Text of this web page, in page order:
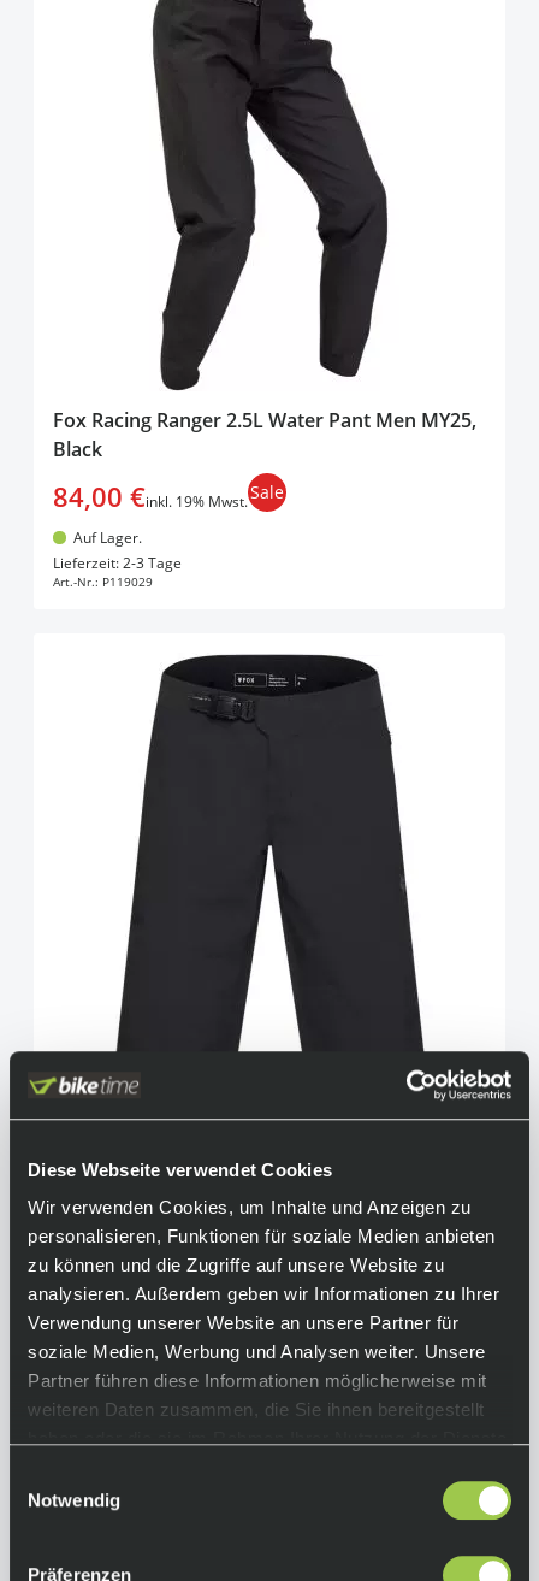
Diese Webseite verwendet Cookies
Wir verwenden Cookies, um Inhalte und Anzeigen zu
personalisieren, Funktionen für soziale Medien anbieten
zu können und die Zugriffe auf unsere Website zu
analysieren. Außerdem geben wir Informationen zu Ihrer
Verwendung unserer Website an unsere Partner für
soziale Medien, Werbung und Analysen weiter. Unsere
Partner führen diese Informationen möglicherweise mit
weiteren Daten zusammen, die Sie ihnen bereitgestellt
Notwendig
Präferenzen
Fox Racing Ranger 2.5L Water Pant Men MY25,
Black
84,00 €inkl. 19% Mwst.Sale
Auf Lager.
Lieferzeit: 2-3 Tage
Art.-Nr.: P119029
Fox Racing Ranger Liner Short Women Black
70,00 €inkl. 19% Mwst. Sale
Auf Lager.
Lieferzeit: 2-3 Tage
Art.-Nr.: P118640
In den Warenkorb